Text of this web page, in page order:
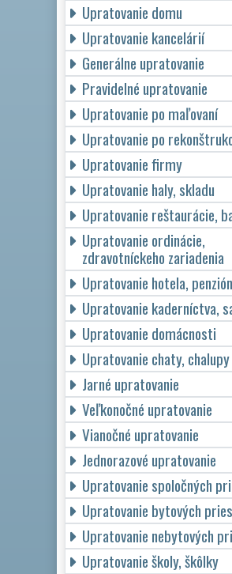
Upratovanie domu
Upratovanie kancelárií
Generálne upratovanie
Pravidelné upratovanie
Upratovanie po maľovaní
Upratovanie po
Upratovanie firmy
Upratovanie haly, skladu
Upratovanie reštaurácie,
Upratovanie ordinácie,
zdravotníckeho zariadenia
Upratovanie hotela,
Upratovanie kaderníctva,
Upratovanie domácnosti
Upratovanie chaty, chalupy
Jarné upratovanie
Veľkonočné upratovanie
Vianočné upratovanie
Jednorazové upratovanie
Upratovanie spoločných
Upratovanie bytových
Upratovanie nebytových
Upratovanie školy, škôlky